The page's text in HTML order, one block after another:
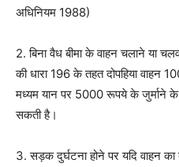
अधिनियम 1988)
2. बिना वैध बीमा के वाहन चलाने या
की धारा 196 के तहत दोपहिया वाहन
मध्यम यान पर 5000 रूपये के जुर्माने के
सकती है।
3. सड़क दुर्घटना होने पर यदि वाहन का